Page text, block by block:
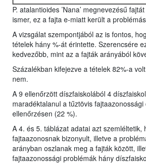
P. atalantioides ’Nana’ megnevezésű
ismer, ez a fajta e-miatt került a
A vizsgálat szempontjából az is fontos,
tételek hány %-át érintette. Szerencsére
kedvezőbb, mint az a fajták arányából
Százalékban kifejezve a tételek 82%-a
nem.
A 9 ellenőrzött díszfaiskolából 4
maradéktalanul a tűztövis
ellenőrzésen (22 %).
A 4. és 5. táblázat adatai azt szemléltetik,
fajtaazonosnak bizonyult, illetve a
arányban oszlanak meg a fajták között,
fajtaazonossági problémák hány